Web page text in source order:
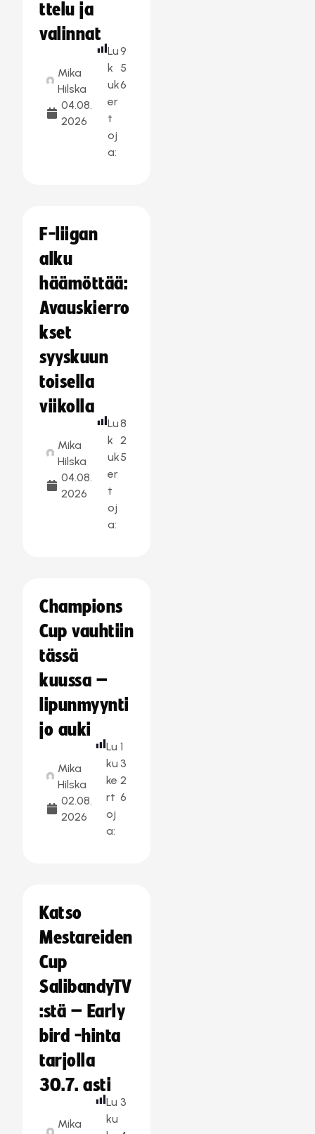
ttelu ja
valinnat
Mika
Hilska
04.08.
2026
Lu
k
uk
er
t
oj
a:
9
5
6
F-liigan
alku
häämöttää:
Avauskierro
kset
syyskuun
toisella
viikolla
Mika
Hilska
04.08.
2026
Lu
k
uk
er
t
oj
a:
8
2
5
Champions
Cup vauhtiin
tässä
kuussa –
lipunmyynti
jo auki
Mika
Hilska
02.08.
2026
Lu
ku
ke
rt
oj
a:
1
3
2
6
Katso
Mestareiden
Cup
SalibandyTV
:stä – Early
bird -hinta
tarjolla
30.7. asti
Mika
Lu
ku
3